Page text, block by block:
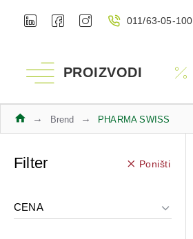
011/63-05-100
PROIZVODI
Brend PHARMA SWISS
Filter Poništi
CENA